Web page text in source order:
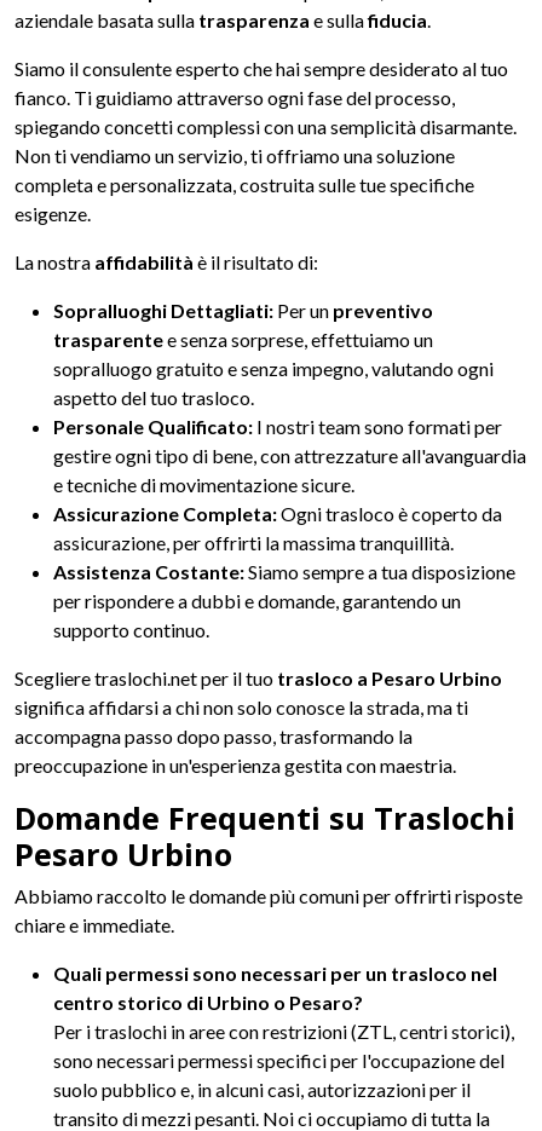
aziendale basata sulla trasparenza e sullafiducia.
Siamo il consulente esperto che hai sempre desiderato al tuo
fianco. Ti guidiamo attraverso ogni fase del processo,
spiegando concetti complessi con una semplicità disarmante.
Non ti vendiamo un servizio, ti offriamo una soluzione
completa e personalizzata, costruita sulle tue specifiche
esigenze.
La nostra affidabilità è il risultato di:
Sopralluoghi Dettagliati: Per un preventivo
trasparentee senza sorprese, effettuiamo un
sopralluogo gratuito e senza impegno, valutando ogni
aspetto del tuo trasloco.
Personale Qualificato: I nostri team sono formati per
gestire ogni tipo di bene, con attrezzature all'avanguardia
e tecniche di movimentazione sicure.
Assicurazione Completa:Ogni trasloco è coperto da
assicurazione, per offrirti la massima tranquillità.
Assistenza Costante:Siamo sempre a tua disposizione
per rispondere a dubbi e domande, garantendo un
supporto continuo.
Scegliere traslochi.net per il tuo trasloco a Pesaro Urbino
significa affidarsi a chi non solo conosce la strada, ma ti
accompagna passo dopo passo, trasformando la
preoccupazione in un'esperienza gestita con maestria.
Domande Frequenti su Traslochi
Pesaro Urbino
Abbiamo raccolto le domande più comuni per offrirti risposte
chiare e immediate.
Quali permessi sono necessari per un trasloco nel
centro storico di Urbino o Pesaro?
Per i traslochi in aree con restrizioni (ZTL, centri storici),
sono necessari permessi specifici per l'occupazione del
suolo pubblico e, in alcuni casi, autorizzazioni per il
transito di mezzi pesanti. Noi ci occupiamo di tutta la